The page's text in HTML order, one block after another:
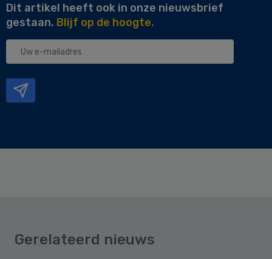
Dit artikel heeft ook in onze nieuwsbrief
gestaan. Blijf op de hoogte.
Uw
Gerelateerd nieuws